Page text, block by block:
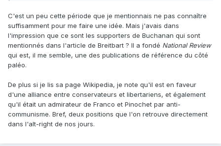
C'est un peu cette période que je mentionnais ne pas connaître
suffisamment pour me faire une idée. Mais j'avais dans
l'impression que ce sont les supporters de Buchanan qui sont
mentionnés dans l'article de Breitbart ? Il a fondé National Review
qui est, il me semble, une des publications de référence du côté
paléo.
De plus si je lis sa page Wikipedia, je note qu'il est en faveur
d'une alliance entre conservateurs et libertariens, et également
qu'il était un admirateur de Franco et Pinochet par anti-
communisme. Bref, deux positions que l'on retrouve directement
dans l'alt-right de nos jours.